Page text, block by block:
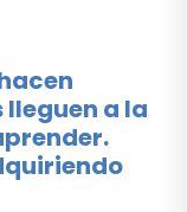
lleguen a la